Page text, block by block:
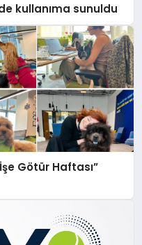
kullanıma sunuldu
Götür Haftası”